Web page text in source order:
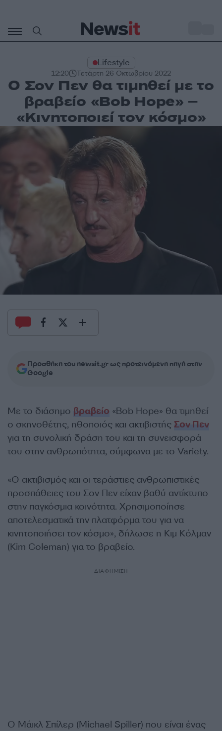
περιεχόμενο
Lifestyle
12:20 Τετάρτη 26 Οκτωβρίου 2022
Ο Σον Πεν θα τιμηθεί με το
βραβείο «Bob Hope» –
«Κινητοποιεί τον κόσμο»
Προσθήκη του newsit.gr ως προτεινόμενη πηγή στην
Google
Με το διάσημο βραβείο «Bob Hope» θα τιμηθεί
ο σκηνοθέτης, ηθοποιός και ακτιβιστής Σον Πεν
για τη συνολική δράση του και τη συνεισφορά
του στην ανθρωπότητα, σύμφωνα με το Variety.
«Ο ακτιβισμός και οι τεράστιες ανθρωπιστικές
προσπάθειες του Σον Πεν είχαν βαθύ αντίκτυπο
στην παγκόσμια κοινότητα. Χρησιμοποίησε
αποτελεσματικά την πλατφόρμα του για να
κινητοποιήσει τον κόσμο», δήλωσε η Κιμ Κόλμαν
(Kim Coleman) για το βραβείο.
ΔΙΑΦΗΜΙΣΗ
Ο Μάικλ Σπίλερ (Michael Spiller) που είναι ένας